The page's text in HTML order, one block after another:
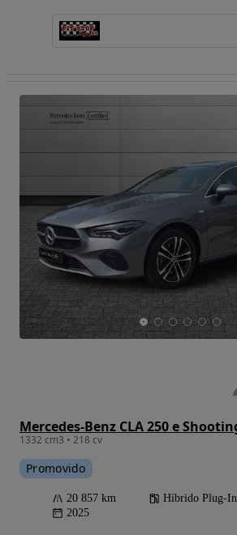
1332 cm3 • 218 cv
Promovido
20 857 km Híbrido Plug-In
2025